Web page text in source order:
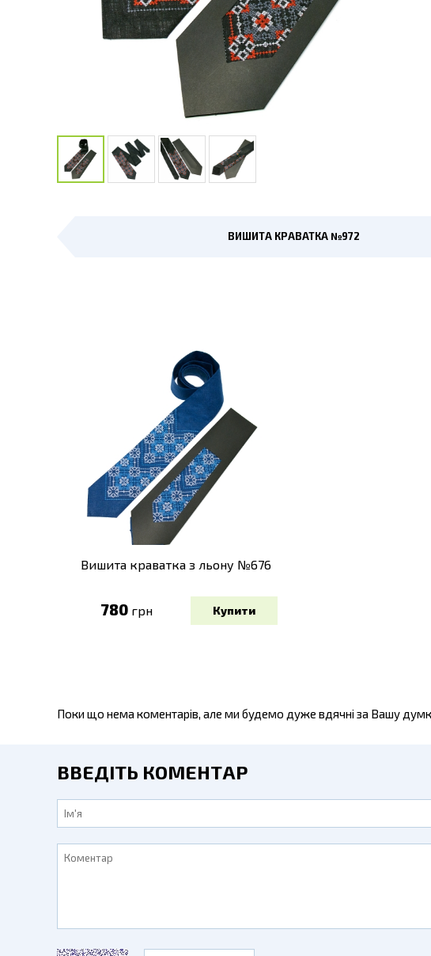
ВИШИТА КРАВАТКА №972
Вишита краватка з льону №676
780 грн
Поки що нема коментарів, але ми будемо дуже вдячні за Вашу
ВВЕДІТЬ КОМЕНТАР